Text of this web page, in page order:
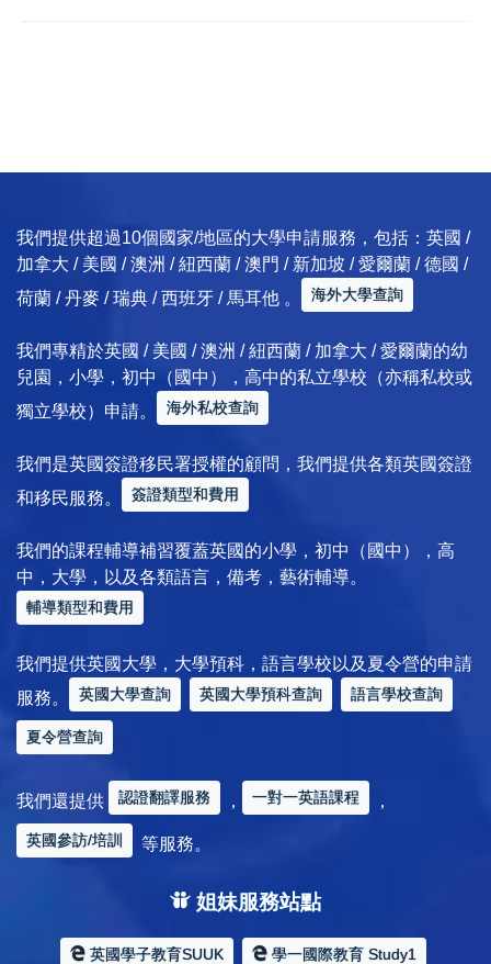
我們提供超過10個國家/地區的大學申請服務，包括：英國 /
加拿大 / 美國 / 澳洲 / 紐西蘭 / 澳門 / 新加坡 / 愛爾蘭 / 德國 /
荷蘭 / 丹麥 / 瑞典 / 西班牙 / 馬耳他 。
海外大學查詢
我們專精於英國 / 美國 / 澳洲 / 紐西蘭 / 加拿大 / 愛爾蘭的幼
兒園，小學，初中（國中），高中的私立學校（亦稱私校或
獨立學校）申請。
海外私校查詢
我們是英國簽證移民署授權的顧問，我們提供各類英國簽證
和移民服務。
簽證類型和費用
我們的課程輔導補習覆蓋英國的小學，初中（國中），高
中，大學，以及各類語言，備考，藝術輔導。
輔導類型和費用
我們提供英國大學，大學預科，語言學校以及夏令營的申請
服務。
英國大學查詢 英國大學預科查詢 語言學校查詢
夏令營查詢
我們還提供 認證翻譯服務 ， 一對一英語課程 ，
英國參訪/培訓 等服務。
姐妹服務站點
英國學子教育SUUK 學一國際教育 Study1